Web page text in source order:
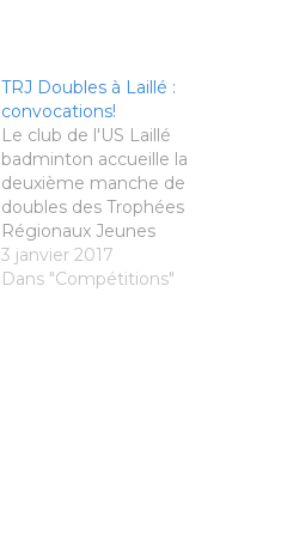
TRJ Doubles à Laillé :
convocations!
Le club de l'US Laillé
badminton accueille la
deuxième manche de
doubles des Trophées
Régionaux Jeunes
dimanche 8 janvier
2017. Les convocations
3 janvier 2017
Dans "Compétitions"